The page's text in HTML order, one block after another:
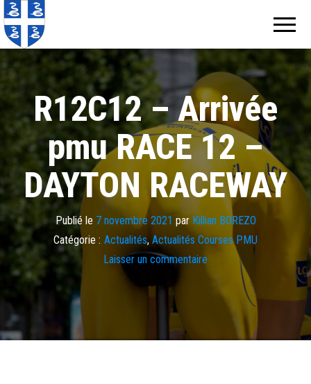
R12C12 – Arrivée
pmu RACE 12 –
DAYTON RACEWAY
Publié le 7 novembre 2021 par Killian BOREZO
Catégorie : Actualités, Actualités Courses PMU
Laisser un commentaire